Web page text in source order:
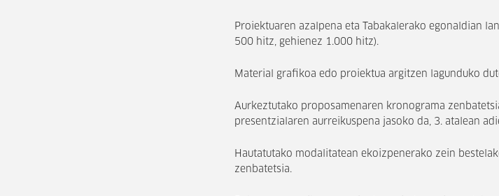
Proiektuaren azalpena eta Tabakalerako egonaldian
500 hitz, gehienez 1.000 hitz).
Material grafikoa edo proiektua argitzen lagunduko
Aurkeztutako proposamenaren kronograma
presentzialaren aurreikuspena jasoko da, 3. atalean
Hautatutako modalitatean ekoizpenerako zein
zenbatetsia.